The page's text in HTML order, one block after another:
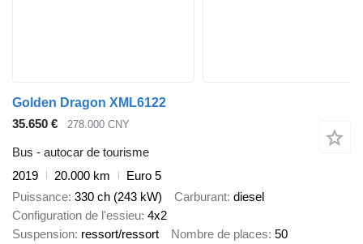
Golden Dragon XML6122
35.650 €
278.000 CNY
Bus - autocar de tourisme
2019
20.000 km
Euro 5
Puissance 330 ch (243 kW) Carburant diesel
Configuration de l'essieu 4x2
Suspension ressort/ressort Nombre de places 50